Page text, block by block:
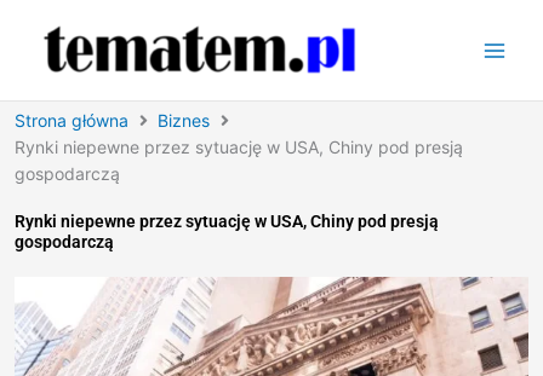
Strona główna
Biznes
Rynki niepewne przez sytuację w USA, Chiny pod presją
gospodarczą
Rynki niepewne przez sytuację w USA, Chiny pod presją
gospodarczą